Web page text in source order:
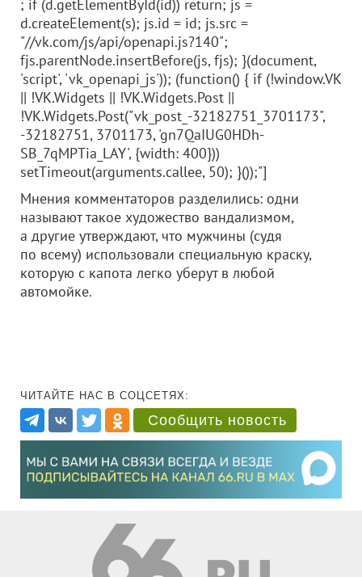
; if (d.getElementById(id)) return; js =
d.createElement(s); js.id = id; js.src =
"//vk.com/js/api/openapi.js?140";
fjs.parentNode.insertBefore(js, fjs); }(document,
'script', 'vk_openapi_js')); (function() { if (!window.VK
|| !VK.Widgets || !VK.Widgets.Post ||
!VK.Widgets.Post("vk_post_-32182751_3701173",
-32182751, 3701173, 'gn7QaIUG0HDh-
SB_7qMPTia_LAY', {width: 400}))
setTimeout(arguments.callee, 50); }());"]
Мнения комментаторов разделились: одни
называют такое художество вандализмом,
а другие утверждают, что мужчины (судя
по всему) использовали специальную краску,
которую с капота легко уберут в любой
автомойке.
ЧИТАЙТЕ НАС В СОЦСЕТЯХ:
Сообщить новость